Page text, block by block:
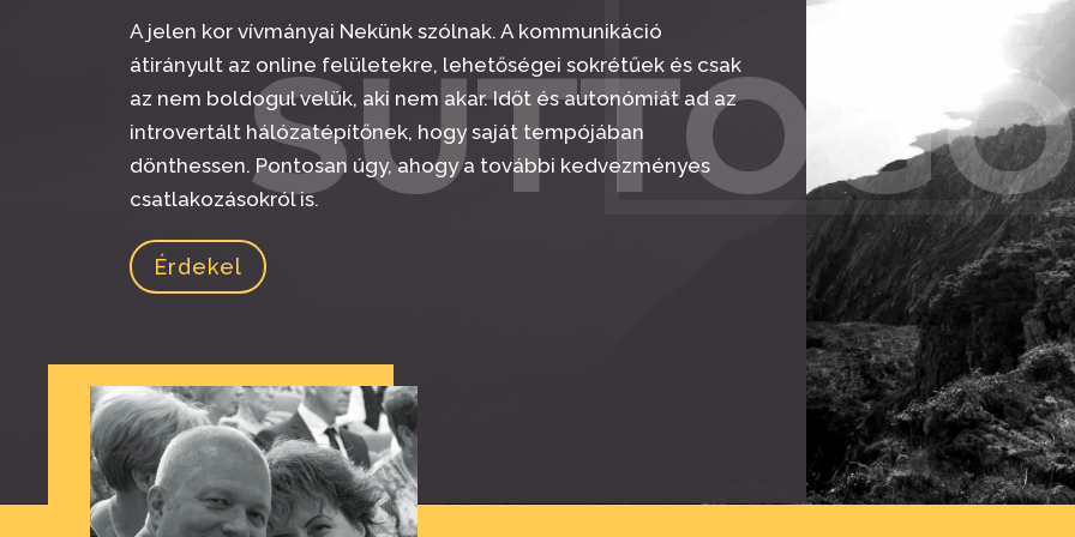
A jelen kor vívmányai Nekünk szólnak. A kommunikáció
átirányult az online felületekre, lehetőségei sokrétűek és csak
az nem boldogul velük, aki nem akar. Időt és autonómiát ad az
introvertált hálózatépítőnek, hogy saját tempójában
dönthessen. Pontosan úgy, ahogy a további kedvezményes
csatlakozásokról is.
Érdekel